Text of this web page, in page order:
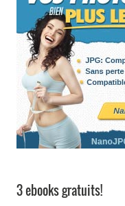
3 ebooks gratuits!